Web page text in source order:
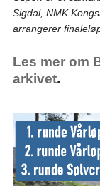
Sigdal, NMK
arrangerer
Les mer om
arkivet.